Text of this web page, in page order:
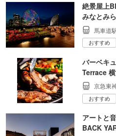
絶景屋上
みなとみ
馬車道
おすすめ
バーベキ
Terrace
京急東
おすすめ
アートと
BACK